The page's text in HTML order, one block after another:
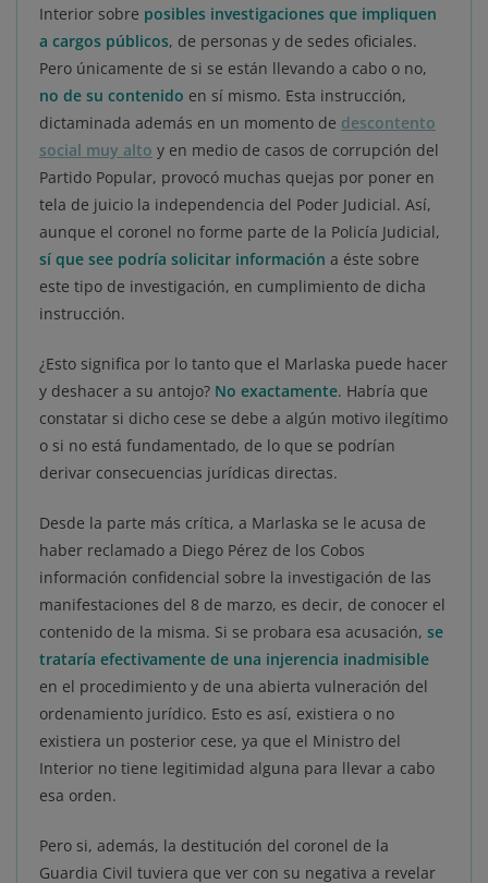
Interior sobre posibles investigaciones que impliquen
a cargos públicos, de personas y de sedes oficiales.
Pero únicamente de si se están llevando a cabo o no,
no de su contenido en sí mismo. Esta instrucción,
dictaminada además en un momento de descontento
social muy alto y en medio de casos de corrupción del
Partido Popular, provocó muchas quejas por poner en
tela de juicio la independencia del Poder Judicial. Así,
aunque el coronel no forme parte de la Policía Judicial,
sí que see podría solicitar información a éste sobre
este tipo de investigación, en cumplimiento de dicha
instrucción.
¿Esto significa por lo tanto que el Marlaska puede hacer
y deshacer a su antojo? No exactamente. Habría que
constatar si dicho cese se debe a algún motivo ilegítimo
o si no está fundamentado, de lo que se podrían
derivar consecuencias jurídicas directas.
Desde la parte más crítica, a Marlaska se le acusa de
haber reclamado a Diego Pérez de los Cobos
información confidencial sobre la investigación de las
manifestaciones del 8 de marzo, es decir, de conocer el
contenido de la misma. Si se probara esa acusación, se
trataría efectivamente de una injerencia inadmisible
en el procedimiento y de una abierta vulneración del
ordenamiento jurídico. Esto es así, existiera o no
existiera un posterior cese, ya que el Ministro del
Interior no tiene legitimidad alguna para llevar a cabo
esa orden.
Pero si, además, la destitución del coronel de la
Guardia Civil tuviera que ver con su negativa a revelar